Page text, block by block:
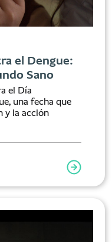
el Dengue:
Sano
el Día
una fecha que
y la acción